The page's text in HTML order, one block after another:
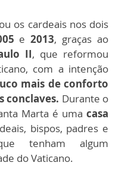
os cardeais nos dois
e2013, graças ao
II, que reformou
com a intenção
mais de conforto
conclaves. Durante o
Marta é uma casa
bispos, padres e
tenham algum
do Vaticano.